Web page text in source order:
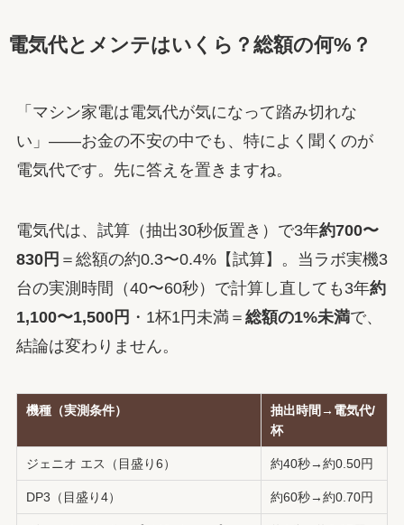
電気代とメンテはいくら？総額の何%？
「マシン家電は電気代が気になって踏み切れな
い」——お金の不安の中でも、特によく聞くのが
電気代です。先に答えを置きますね。
電気代は、試算（抽出30秒仮置き）で3年約700〜
830円 ＝総額の約0.3〜0.4%【試算】。当ラボ実機3
台の実測時間（40〜60秒）で計算し直しても3年約
1,100〜1,500円 ・1杯1円未満＝ 総額の1%未満で、
結論は変わりません。
機種（実測条件）
抽出時間→電気代/
杯
ジェニオ エス（目盛り6） 約40秒→約0.50円
DP3（目盛り4） 約60秒→約0.70円